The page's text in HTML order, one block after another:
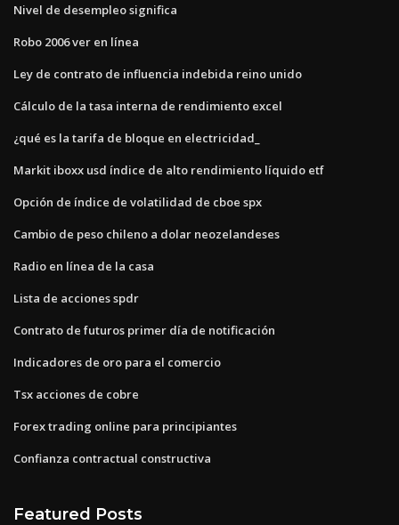
Nivel de desempleo significa
Robo 2006 ver en línea
Ley de contrato de influencia indebida reino unido
Cálculo de la tasa interna de rendimiento excel
¿qué es la tarifa de bloque en electricidad_
Markit iboxx usd índice de alto rendimiento líquido etf
Opción de índice de volatilidad de cboe spx
Cambio de peso chileno a dolar neozelandeses
Radio en línea de la casa
Lista de acciones spdr
Contrato de futuros primer día de notificación
Indicadores de oro para el comercio
Tsx acciones de cobre
Forex trading online para principiantes
Confianza contractual constructiva
Featured Posts